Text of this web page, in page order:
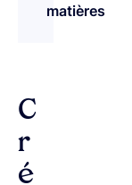
matières
C
r
é